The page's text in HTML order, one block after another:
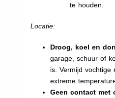
te houden.
Locatie:
Droog, koel en
garage, schuur of
is. Vermijd vochtige
extreme
Geen contact met